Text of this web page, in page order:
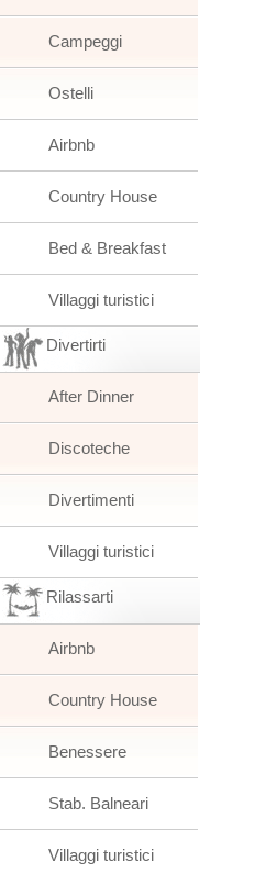
Campeggi
Ostelli
Airbnb
Country House
Bed & Breakfast
Villaggi turistici
Divertirti
After Dinner
Discoteche
Divertimenti
Villaggi turistici
Rilassarti
Airbnb
Country House
Benessere
Stab. Balneari
Villaggi turistici